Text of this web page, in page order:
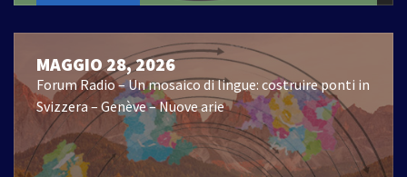
MAGGIO 28, 2026
Forum Radio – Un mosaico di lingue: costruire ponti in
Svizzera – Genève – Nuove arie